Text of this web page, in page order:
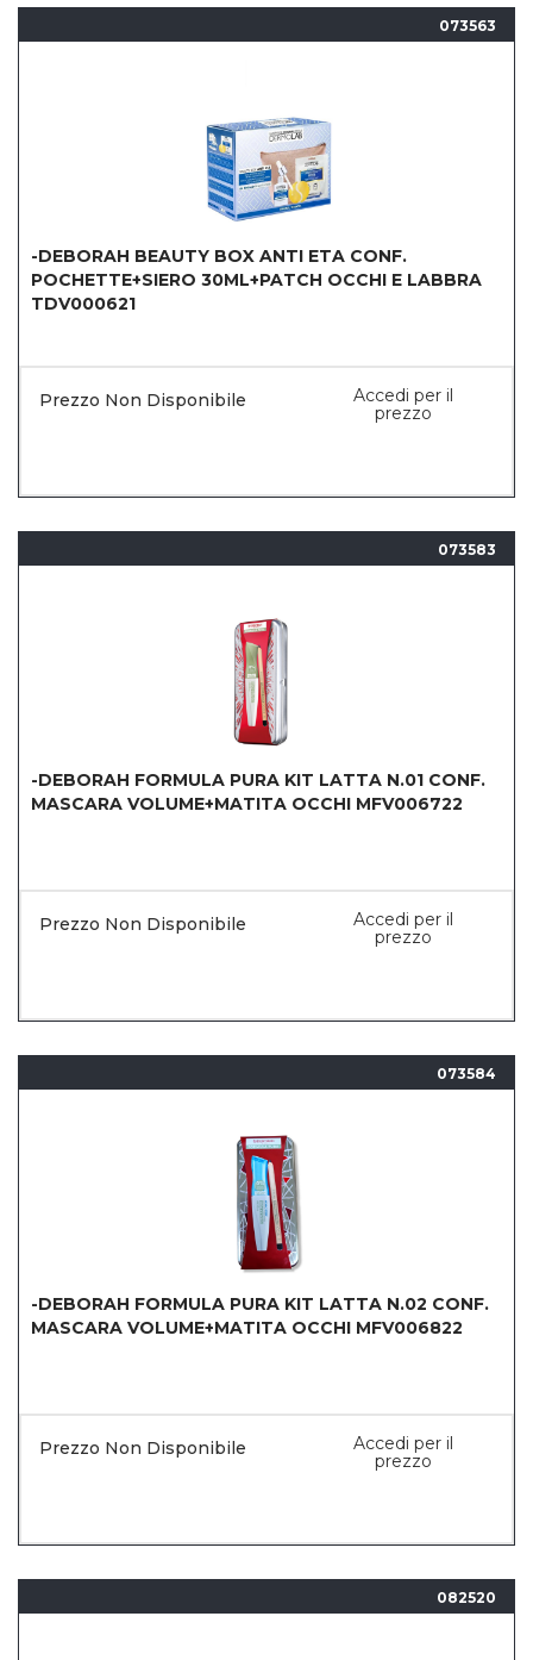
073563
-DEBORAH BEAUTY BOX ANTI ETA CONF.
POCHETTE+SIERO 30ML+PATCH OCCHI E LABBRA
TDV000621
Prezzo Non Disponibile
Accedi per il
prezzo
073583
-DEBORAH FORMULA PURA KIT LATTA N.01 CONF.
MASCARA VOLUME+MATITA OCCHI MFV006722
Prezzo Non Disponibile
Accedi per il
prezzo
073584
-DEBORAH FORMULA PURA KIT LATTA N.02 CONF.
MASCARA VOLUME+MATITA OCCHI MFV006822
Prezzo Non Disponibile
Accedi per il
prezzo
082520